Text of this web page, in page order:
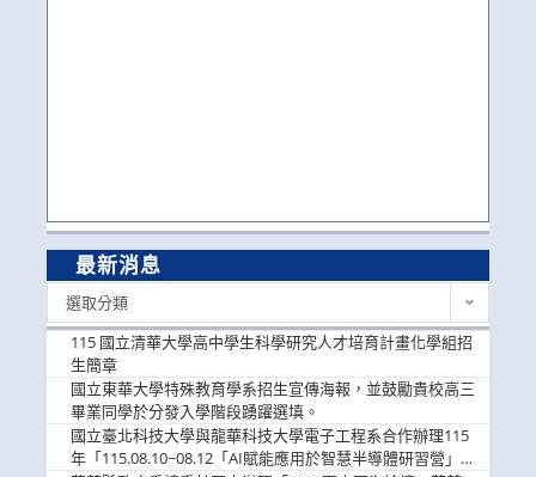
最新消息
選取分類
115 國立清華大學高中學生科學研究人才培育計畫化學組招
生簡章
國立東華大學特殊教育學系招生宣傳海報，並鼓勵貴校高三
畢業同學於分發入學階段踴躍選填。
國立臺北科技大學與龍華科技大學電子工程系合作辦理115
年「115.08.10~08.12「AI賦能應用於智慧半導體研習營」，